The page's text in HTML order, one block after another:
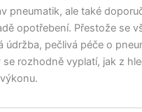
pneumatik, ale také
opotřebení. Přestože se
údržba, pečlivá péče o
rozhodně vyplatí, jak z